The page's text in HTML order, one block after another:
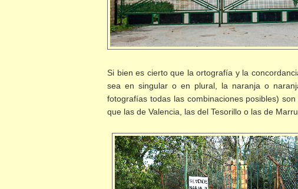
Si bien es cierto que la ortografía y la
sea en singular o en plural, la naranja o
fotografías todas las combinaciones posibles)
que las de Valencia, las del Tesorillo o las de